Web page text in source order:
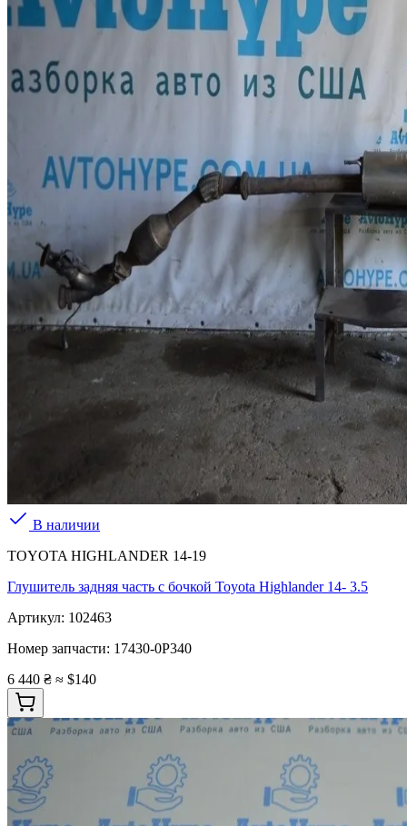
В наличии
TOYOTA HIGHLANDER 14-19
Глушитель задняя часть с бочкой Toyota Highlander 14- 3.5
Артикул: 102463
Номер запчасти: 17430-0P340
6 440 ₴ ≈ $140